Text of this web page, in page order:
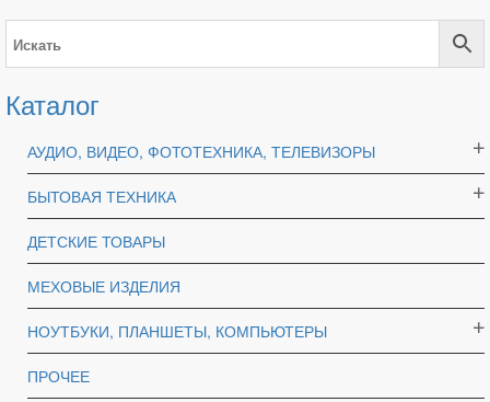
Каталог
АУДИО, ВИДЕО, ФОТОТЕХНИКА, ТЕЛЕВИЗОРЫ
БЫТОВАЯ ТЕХНИКА
ДЕТСКИЕ ТОВАРЫ
МЕХОВЫЕ ИЗДЕЛИЯ
НОУТБУКИ, ПЛАНШЕТЫ, КОМПЬЮТЕРЫ
ПРОЧЕЕ